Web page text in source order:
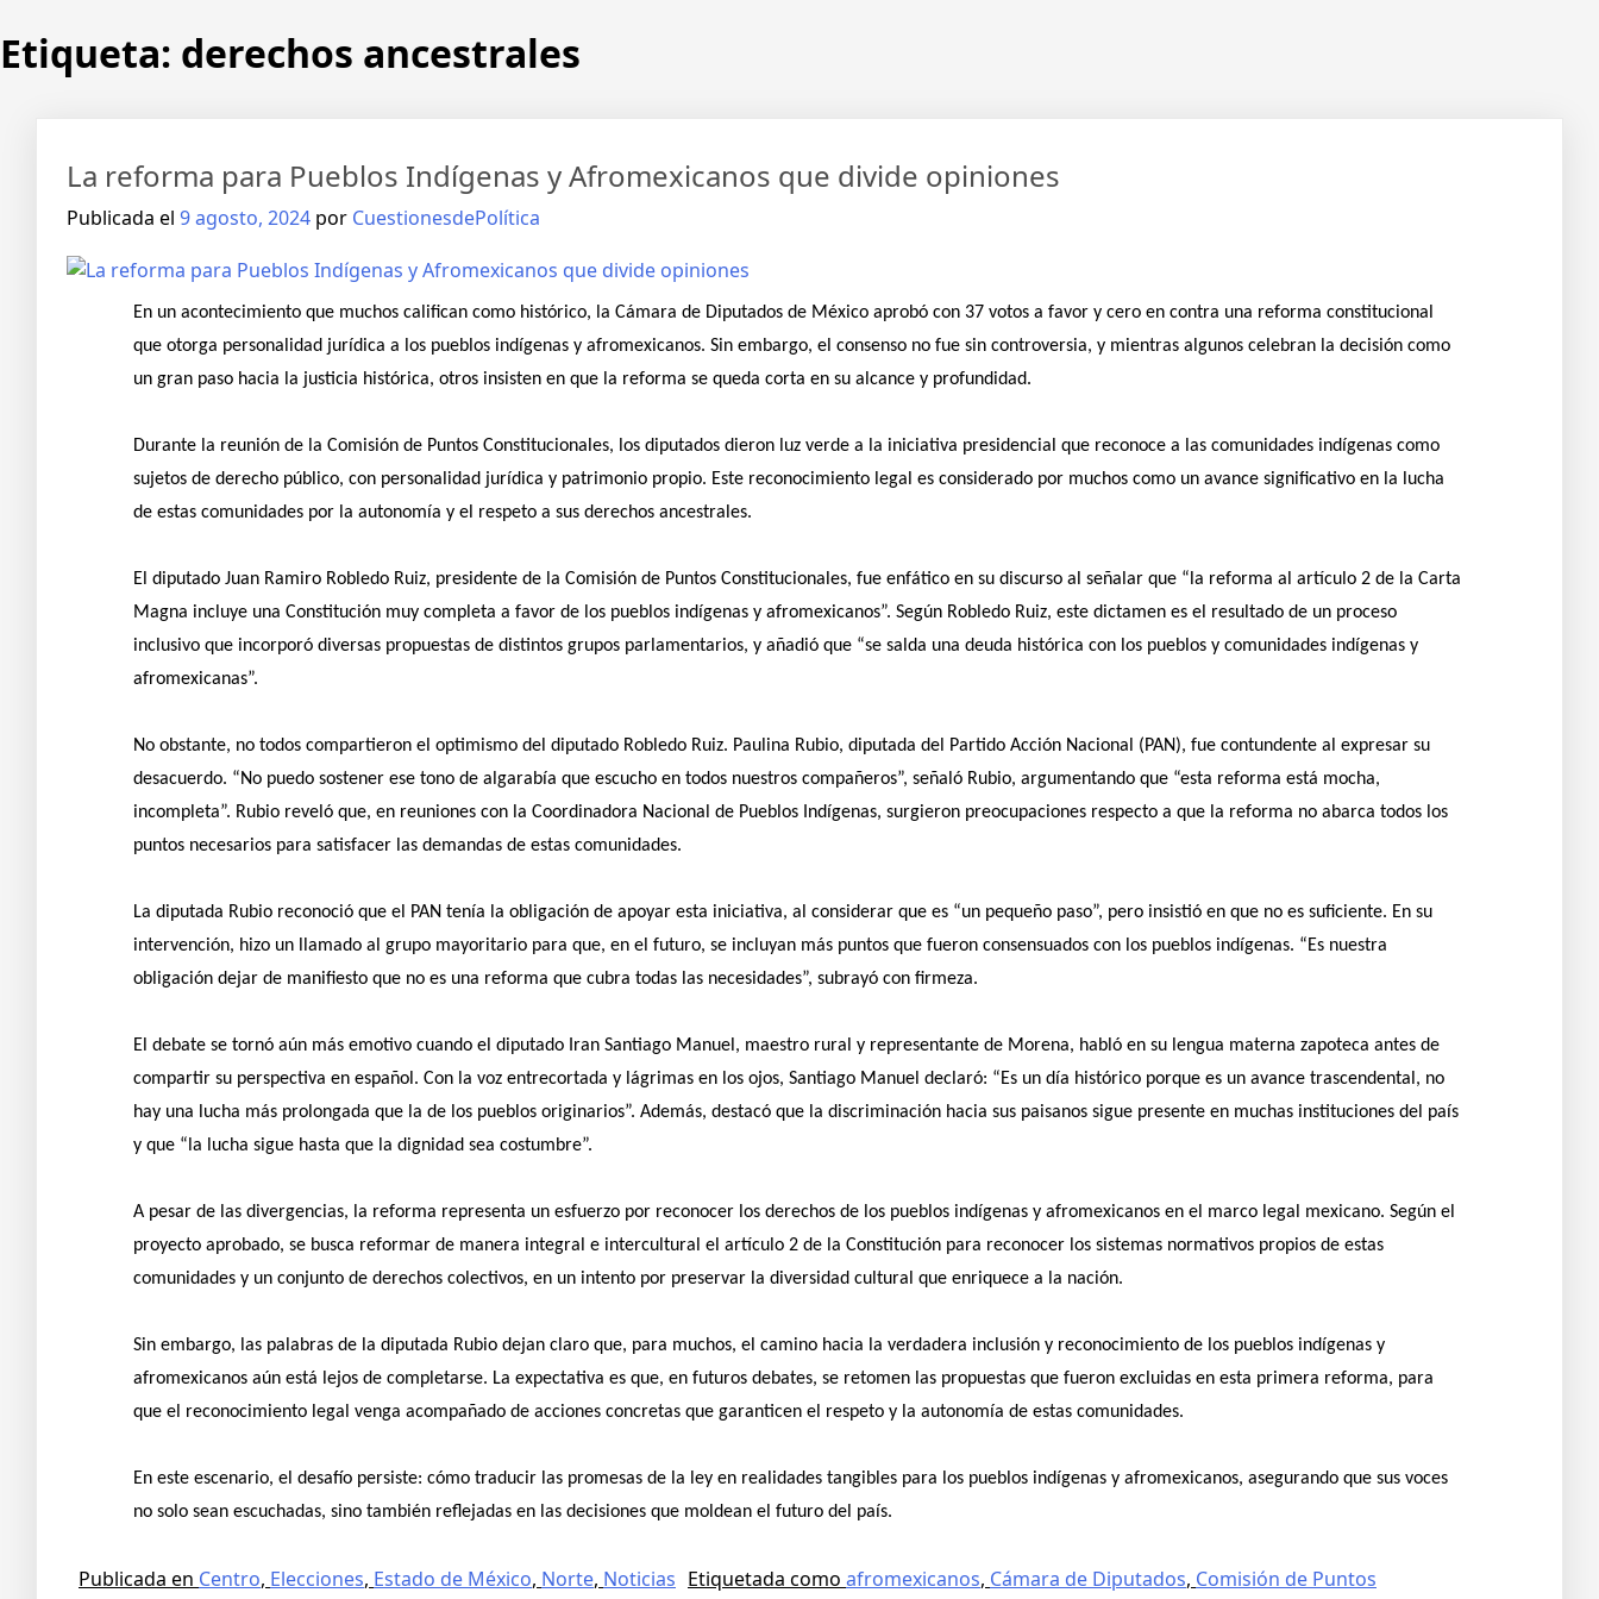
Etiqueta: derechos ancestrales
La reforma para Pueblos Indígenas y Afromexicanos que divide opiniones
Publicada el 9 agosto, 2024 por CuestionesdePolítica
En un acontecimiento que muchos califican como histórico, la Cámara de Diputados de México aprobó con 37 votos a favor y cero en contra una reforma constitucional
que otorga personalidad jurídica a los pueblos indígenas y afromexicanos. Sin embargo, el consenso no fue sin controversia, y mientras algunos celebran la decisión como
un gran paso hacia la justicia histórica, otros insisten en que la reforma se queda corta en su alcance y profundidad.
Durante la reunión de la Comisión de Puntos Constitucionales, los diputados dieron luz verde a la iniciativa presidencial que reconoce a las comunidades indígenas como
sujetos de derecho público, con personalidad jurídica y patrimonio propio. Este reconocimiento legal es considerado por muchos como un avance significativo en la lucha
de estas comunidades por la autonomía y el respeto a sus derechos ancestrales.
El diputado Juan Ramiro Robledo Ruiz, presidente de la Comisión de Puntos Constitucionales, fue enfático en su discurso al señalar que “la reforma al artículo 2 de la Carta
Magna incluye una Constitución muy completa a favor de los pueblos indígenas y afromexicanos”. Según Robledo Ruiz, este dictamen es el resultado de un proceso
inclusivo que incorporó diversas propuestas de distintos grupos parlamentarios, y añadió que “se salda una deuda histórica con los pueblos y comunidades indígenas y
afromexicanas”.
No obstante, no todos compartieron el optimismo del diputado Robledo Ruiz. Paulina Rubio, diputada del Partido Acción Nacional (PAN), fue contundente al expresar su
desacuerdo. “No puedo sostener ese tono de algarabía que escucho en todos nuestros compañeros”, señaló Rubio, argumentando que “esta reforma está mocha,
incompleta”. Rubio reveló que, en reuniones con la Coordinadora Nacional de Pueblos Indígenas, surgieron preocupaciones respecto a que la reforma no abarca todos los
puntos necesarios para satisfacer las demandas de estas comunidades.
La diputada Rubio reconoció que el PAN tenía la obligación de apoyar esta iniciativa, al considerar que es “un pequeño paso”, pero insistió en que no es suficiente. En su
intervención, hizo un llamado al grupo mayoritario para que, en el futuro, se incluyan más puntos que fueron consensuados con los pueblos indígenas. “Es nuestra
obligación dejar de manifiesto que no es una reforma que cubra todas las necesidades”, subrayó con firmeza.
El debate se tornó aún más emotivo cuando el diputado Iran Santiago Manuel, maestro rural y representante de Morena, habló en su lengua materna zapoteca antes de
compartir su perspectiva en español. Con la voz entrecortada y lágrimas en los ojos, Santiago Manuel declaró: “Es un día histórico porque es un avance trascendental, no
hay una lucha más prolongada que la de los pueblos originarios”. Además, destacó que la discriminación hacia sus paisanos sigue presente en muchas instituciones del país
y que “la lucha sigue hasta que la dignidad sea costumbre”.
A pesar de las divergencias, la reforma representa un esfuerzo por reconocer los derechos de los pueblos indígenas y afromexicanos en el marco legal mexicano. Según el
proyecto aprobado, se busca reformar de manera integral e intercultural el artículo 2 de la Constitución para reconocer los sistemas normativos propios de estas
comunidades y un conjunto de derechos colectivos, en un intento por preservar la diversidad cultural que enriquece a la nación.
Sin embargo, las palabras de la diputada Rubio dejan claro que, para muchos, el camino hacia la verdadera inclusión y reconocimiento de los pueblos indígenas y
afromexicanos aún está lejos de completarse. La expectativa es que, en futuros debates, se retomen las propuestas que fueron excluidas en esta primera reforma, para
que el reconocimiento legal venga acompañado de acciones concretas que garanticen el respeto y la autonomía de estas comunidades.
En este escenario, el desafío persiste: cómo traducir las promesas de la ley en realidades tangibles para los pueblos indígenas y afromexicanos, asegurando que sus voces
no solo sean escuchadas, sino también reflejadas en las decisiones que moldean el futuro del país.
Publicada en Centro, Elecciones, Estado de México, Norte, Noticias Etiquetada como afromexicanos, Cámara de Diputados, Comisión de Puntos